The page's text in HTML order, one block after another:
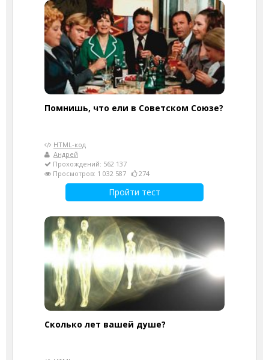
Помнишь, что ели в Советском Союзе?
HTML-код
Андрей
Прохождений: 562 137
Просмотров: 1 032 587
274
Пройти тест
Cколько лет вашей душе?